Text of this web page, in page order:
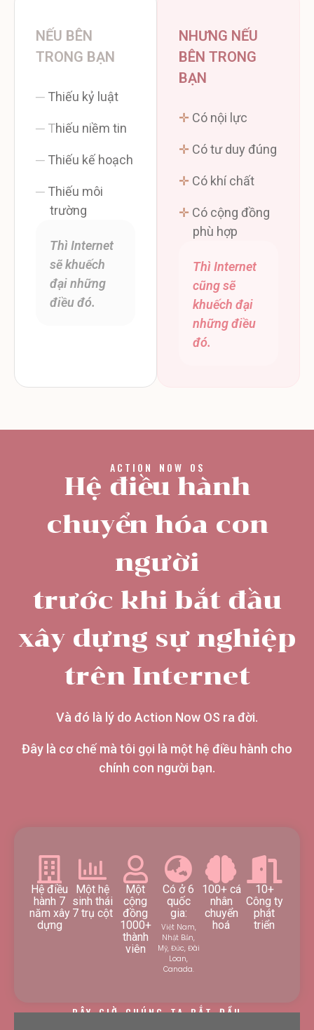
NHƯNG NẾU
BÊN TRONG
BẠN
✛ Có nội lực
✛ Có tư duy đúng
✛ Có khí chất
✛ Có cộng đồng
phù hợp
Thì Internet
cũng sẽ
khuếch đại
những điều
đó.
NẾU BÊN
TRONG BẠN
─ Thiếu kỷ luật
─ Thiếu niềm tin
─ Thiếu kế hoạch
─ Thiếu môi
trường
Thì Internet
sẽ khuếch
đại những
điều đó.
ACTION NOW OS
Hệ điều hành
chuyển hóa con
người
trước khi bắt đầu
xây dựng sự nghiệp
trên Internet
Và đó là lý do Action Now OS ra đời.
Đây là cơ chế mà tôi gọi là một hệ điều hành cho
chính con người bạn.
Hệ điều
hành 7
năm xây
dựng
Một hệ
sinh thái
7 trụ cột
Một
cộng
đồng
1000+
thành
viên
Có ở 6
quốc
gia:
Việt Nam,
Nhật Bản,
Mỹ, Đức, Đài
Loan,
Canada.
100+ cá
nhân
chuyển
hoá
10+
Công ty
phát
triển
BÂY GIỜ CHÚNG TA BẮT ĐẦU